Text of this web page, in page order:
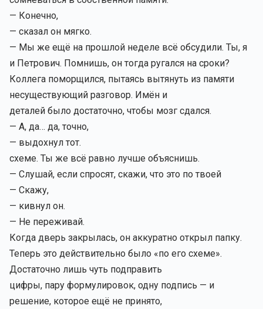
— Конечно,
— сказал он мягко.
— Мы же ещё на прошлой неделе всё обсудили. Ты, я
и Петрович. Помнишь, он тогда ругался на сроки?
Коллега поморщился, пытаясь вытянуть из памяти
несуществующий разговор. Имён и
деталей было достаточно, чтобы мозг сдался.
— А, да… да, точно,
— выдохнул тот.
схеме. Ты же всё равно лучше объяснишь.
— Слушай, если спросят, скажи, что это по твоей
— Скажу,
— кивнул он.
— Не переживай.
Когда дверь закрылась, он аккуратно открыл папку.
Теперь это действительно было «по его схеме».
Достаточно лишь чуть подправить
цифры, пару формулировок, одну подпись — и
решение, которое ещё не принято,